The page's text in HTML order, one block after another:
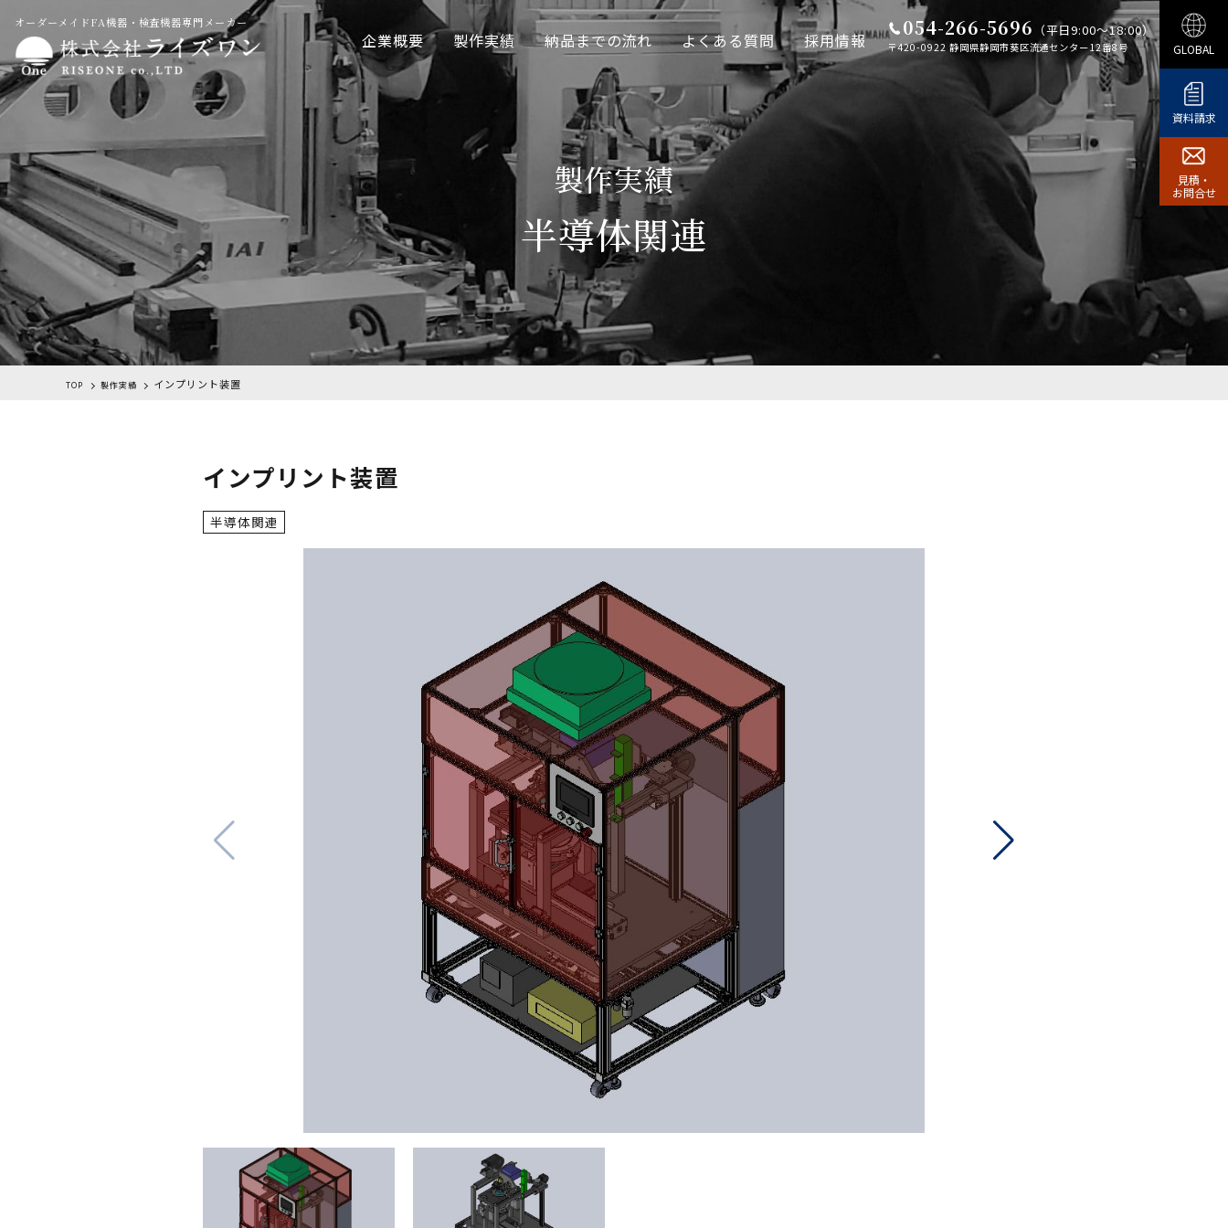
オーダーメイドFA機器・検査機器専門メーカー
企業概要 製作実績 納品までの流れ よくある質問 採用情報
054-266-5696 （平日9:00～18:00）
〒420-0922 静岡県静岡市葵区流通センター12番8号 GLOBAL
資料請求
見積・
お問合せ
製作実績
半導体関連
TOP 製作実績 インプリント装置
インプリント装置
半導体関連